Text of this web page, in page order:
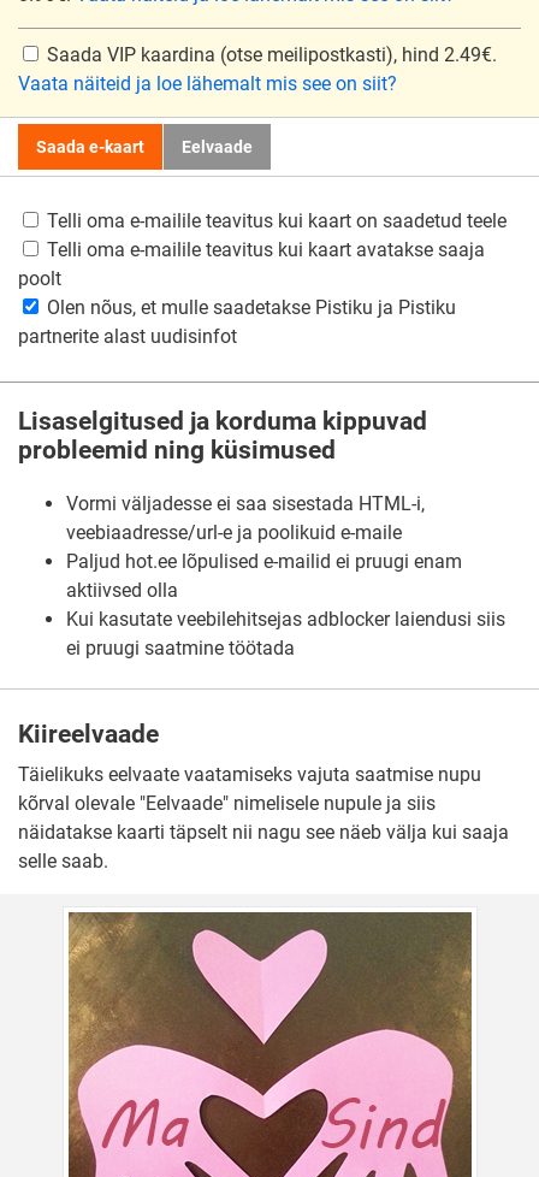
Saada VIP kaardina (otse meilipostkasti), hind 2.49€.
Vaata näiteid ja loe lähemalt mis see on siit?
Saada e-kaart Eelvaade
Telli oma e-mailile teavitus kui kaart on saadetud teele
Telli oma e-mailile teavitus kui kaart avatakse saaja
poolt
Olen nõus, et mulle saadetakse Pistiku ja Pistiku
partnerite alast uudisinfot
Lisaselgitused ja korduma kippuvad
probleemid ning küsimused
Vormi väljadesse ei saa sisestada HTML-i,
veebiaadresse/url-e ja poolikuid e-maile
Paljud hot.ee lõpulised e-mailid ei pruugi enam
aktiivsed olla
Kui kasutate veebilehitsejas adblocker laiendusi siis
ei pruugi saatmine töötada
Kiireelvaade
Täielikuks eelvaate vaatamiseks vajuta saatmise nupu
kõrval olevale "Eelvaade" nimelisele nupule ja siis
näidatakse kaarti täpselt nii nagu see näeb välja kui saaja
selle saab.